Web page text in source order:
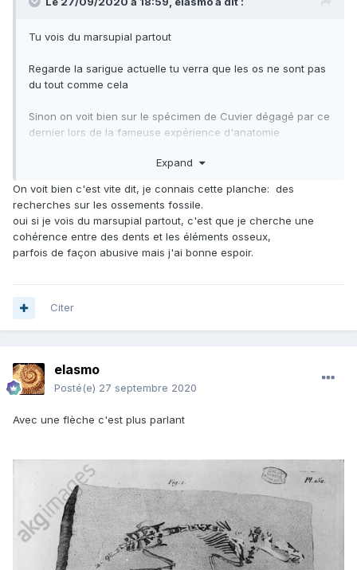
Tu vois du marsupial partout
Regarde la sarigue actuelle tu verra que les os ne sont pas
du tout comme cela
Sinon on voit bien sur le spécimen de Cuvier dégagé par ce
dernier lors de la fameuse expérience d'anatomie
Expand
On voit bien c'est vite dit, je connais cette planche: des
recherches sur les ossements fossile.
oui si je vois du marsupial partout, c'est que je cherche une
cohérence entre des dents et les éléments osseux,
parfois de façon abusive mais j'ai bonne espoir.
Citer
elasmo
Posté(e) 27 septembre 2020
Avec une flèche c'est plus parlant